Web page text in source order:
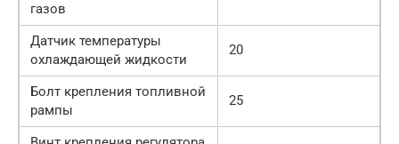
газов
Датчик температуры
охлаждающей жидкости
20
Болт крепления топливной
рампы
25